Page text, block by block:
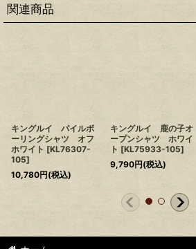
関連商品
キングルイ パイルボ
ーリングシャツ オフ
ホワイト [KL76307-
105]
10,780円(税込)
キングルイ 鹿の子オ
ープンシャツ ホワイ
ト [KL75933-105]
9,790円(税込)